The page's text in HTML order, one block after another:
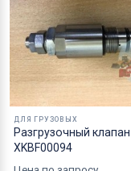
Коробки
надежным
страны
ДЛЯ ГРУЗОВЫХ
Разгрузочный клапан
XKBF00094